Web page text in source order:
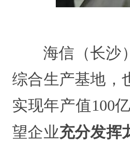
海信（长沙
综合生产基地，
实现年产值100
望企业充分发挥